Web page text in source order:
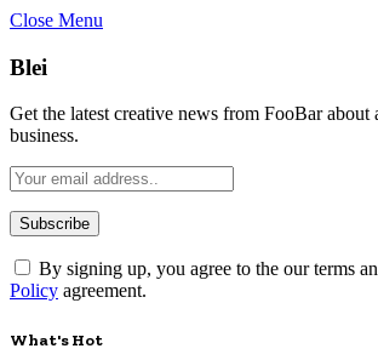
Close Menu
Blei
Get the latest creative news from FooBar about
business.
By signing up, you agree to the our terms
Policy agreement.
What's Hot